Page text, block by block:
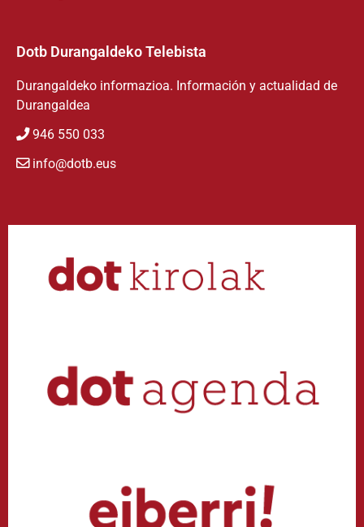
Dotb Durangaldeko Telebista
Durangaldeko informazioa. Información y actualidad de
Durangaldea
946 550 033
info@dotb.eus